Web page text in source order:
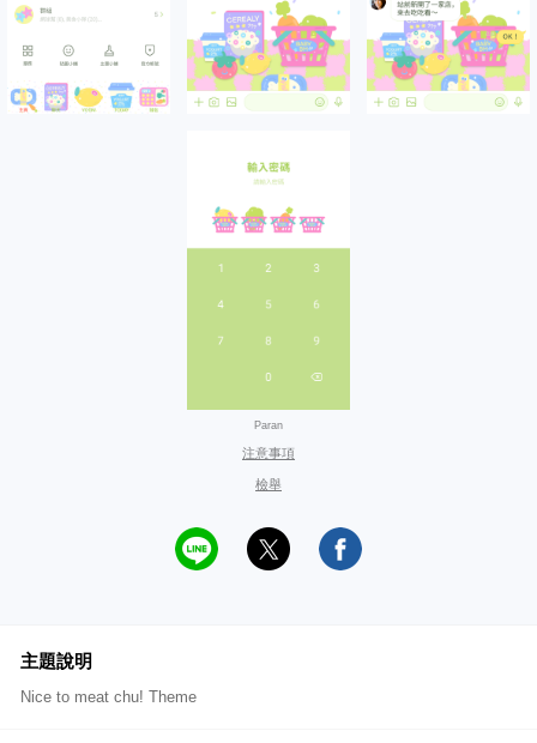
Paran
注意事項
檢舉
主題說明
Nice to meat chu! Theme